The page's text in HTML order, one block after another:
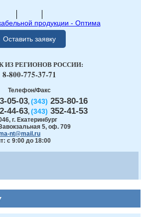
Оставить заявку
Телефон/Факс
05-03, (343) 253-80-16
44-63, (343) 352-41-53
, г. Екатеринбург
5, оф. 709
nt@mail.ru
с 9:00 до 18:00
ИЗ РЕГИОНОВ РОССИИ:
8-800-775-37-71